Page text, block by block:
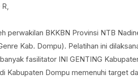
perwakilan BKKBN Provinsi NTB
Kab. Dompu). Pelatihan ini
fasilitator INI GENTING
Kabupaten Dompu memenuhi target